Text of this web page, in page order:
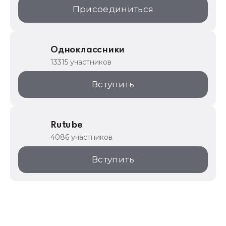
Присоединиться
Одноклассники
13315 участников
Вступить
Rutube
4086 участников
Вступить